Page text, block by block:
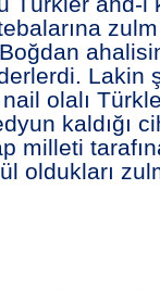
Lakin
olalı
kaldığı
milleti
oldukları